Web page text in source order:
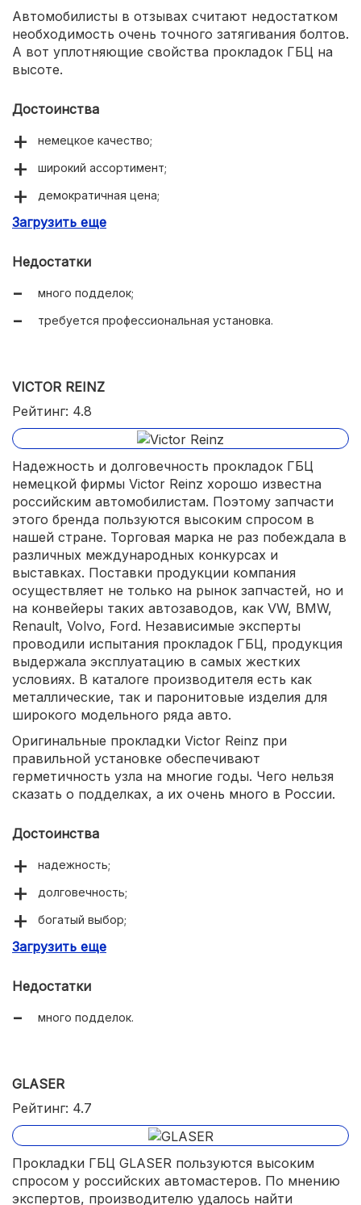
Автомобилисты в отзывах считают недостатком
необходимость очень точного затягивания болтов.
А вот уплотняющие свойства прокладок ГБЦ на
высоте.
Достоинства
немецкое качество;
широкий ассортимент;
демократичная цена;
отличные уплотняющие свойства.
Загрузить еще
Недостатки
много подделок;
требуется профессиональная установка.
VICTOR REINZ
Рейтинг: 4.8
Надежность и долговечность прокладок ГБЦ
немецкой фирмы Victor Reinz хорошо известна
российским автомобилистам. Поэтому запчасти
этого бренда пользуются высоким спросом в
нашей стране. Торговая марка не раз побеждала в
различных международных конкурсах и
выставках. Поставки продукции компания
осуществляет не только на рынок запчастей, но и
на конвейеры таких автозаводов, как VW, BMW,
Renault, Volvo, Ford. Независимые эксперты
проводили испытания прокладок ГБЦ, продукция
выдержала эксплуатацию в самых жестких
условиях. В каталоге производителя есть как
металлические, так и паронитовые изделия для
широкого модельного ряда авто.
Оригинальные прокладки Victor Reinz при
правильной установке обеспечивают
герметичность узла на многие годы. Чего нельзя
сказать о подделках, а их очень много в России.
Достоинства
надежность;
долговечность;
богатый выбор;
немецкое качество.
Загрузить еще
Недостатки
много подделок.
GLASER
Рейтинг: 4.7
Прокладки ГБЦ GLASER пользуются высоким
спросом у российских автомастеров. По мнению
экспертов, производителю удалось найти